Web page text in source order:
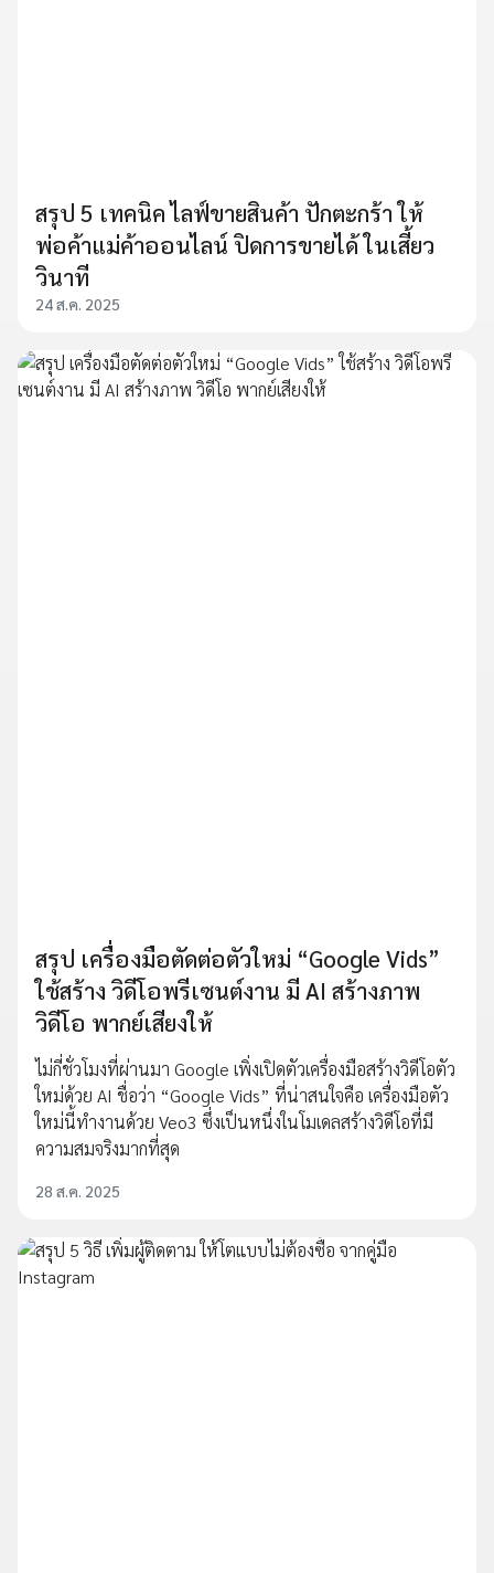
สรุป 5 เทคนิค ไลฟ์ขายสินค้า ปักตะกร้า ให้
พ่อค้าแม่ค้าออนไลน์ ปิดการขายได้ ในเสี้ยว
วินาที
24 ส.ค. 2025
สรุป เครื่องมือตัดต่อตัวใหม่ “Google Vids”
ใช้สร้าง วิดีโอพรีเซนต์งาน มี AI สร้างภาพ
วิดีโอ พากย์เสียงให้
ไม่กี่ชั่วโมงที่ผ่านมา Google เพิ่งเปิดตัวเครื่องมือสร้างวิดีโอตัว
ใหม่ด้วย AI ชื่อว่า “Google Vids” ที่น่าสนใจคือ เครื่องมือตัว
ใหม่นี้ทำงานด้วย Veo3 ซึ่งเป็นหนึ่งในโมเดลสร้างวิดีโอที่มี
ความสมจริงมากที่สุด
28 ส.ค. 2025